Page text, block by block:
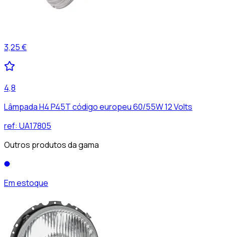
3,25 €
4,8
Lâmpada H4 P45T código europeu 60/55W 12 Volts
ref: UA17805
Outros produtos da gama
Em estoque